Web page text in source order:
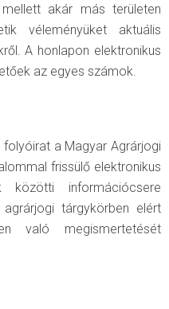
akár más területen
véleményüket aktuális
A honlapon elektronikus
az egyes számok.
a Magyar Agrárjogi
frissülő elektronikus
információcsere
tárgykörben elért
való megismertetését